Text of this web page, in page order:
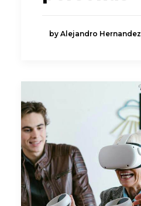
by Alejandro Hernandez